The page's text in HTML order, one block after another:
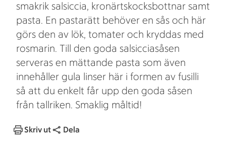
smakrik salsiccia, kronärtskocksbottnar samt
pasta. En pastarätt behöver en sås och här
görs den av lök, tomater och kryddas med
rosmarin. Till den goda salsicciasåsen
serveras en mättande pasta som även
innehåller gula linser här i formen av fusilli
så att du enkelt får upp den goda såsen
från tallriken. Smaklig måltid!
Skriv ut Dela